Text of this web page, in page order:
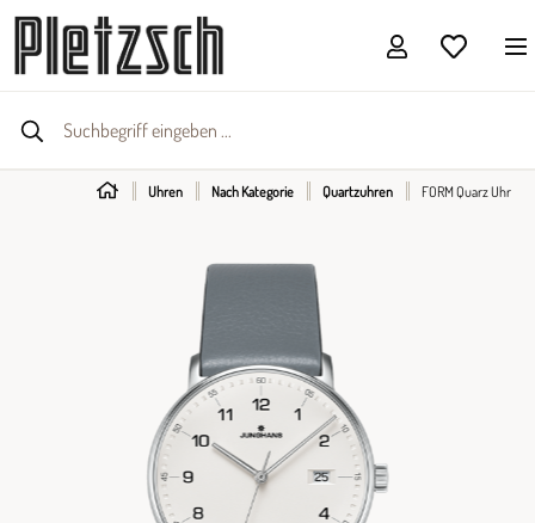
Uhren Nach Kategorie Quartzuhren FORM Quarz Uhr